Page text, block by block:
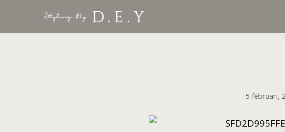
5 februari,